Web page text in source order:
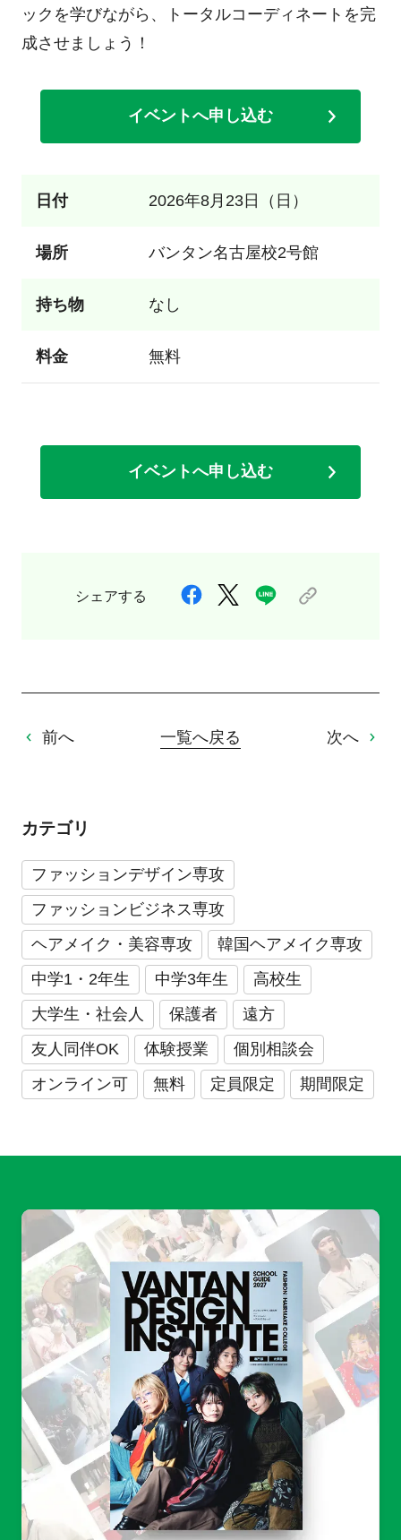
ックを学びながら、トータルコーディネートを完
成させましょう！
イベントへ申し込む
日付 2026年8月23日（日）
場所 バンタン名古屋校2号館
持ち物 なし
料金 無料
イベントへ申し込む
シェアする
前へ 一覧へ戻る 次へ
カテゴリ
ファッションデザイン専攻
ファッションビジネス専攻
ヘアメイク・美容専攻
韓国ヘアメイク専攻
中学1・2年生
中学3年生
高校生
大学生・社会人
保護者
遠方
友人同伴OK
体験授業
個別相談会
オンライン可
無料 定員限定 期間限定